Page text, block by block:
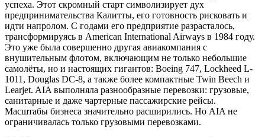
успеха. Этот скромный старт символизирует дух
предпринимательства Калитты, его готовность рисковать и
идти напролом. С годами его предприятие разрасталось,
трансформируясь в American International Airways в 1984 году.
Это уже была совершенно другая авиакомпания с
внушительным флотом, включающим не только небольшие
самолёты, но и настоящих гигантов: Boeing 747, Lockheed L-
1011, Douglas DC-8, а также более компактные Twin Beech и
Learjet. AIA выполняла разнообразные перевозки: грузовые,
санитарные и даже чартерные пассажирские рейсы.
Масштабы бизнеса значительно расширились. Но AIA не
ограничивалась только грузовыми перевозками.